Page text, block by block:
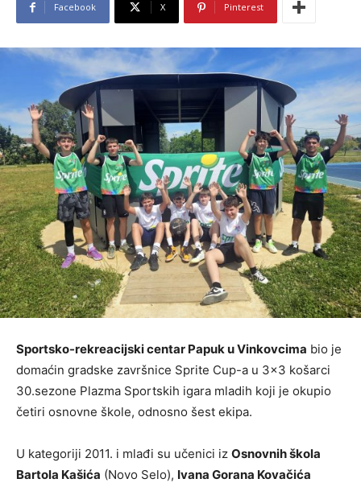
Facebook X Pinterest
Sportsko-rekreacijski centar Papuk u Vinkovcima bio je
domaćin gradske završnice Sprite Cup-a u 3×3 košarci
30.sezone Plazma Sportskih igara mladih koji je okupio
četiri osnovne škole, odnosno šest ekipa.
U kategoriji 2011. i mlađi su učenici iz Osnovnih škola
Bartola Kašića (Novo Selo), Ivana Gorana Kovačića